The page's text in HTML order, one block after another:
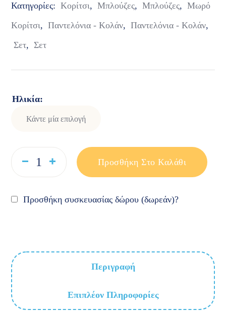
Κατηγορίες: Κορίτσι, Μπλούζες, Μπλούζες, Μωρό
Κορίτσι, Παντελόνια - Κολάν, Παντελόνια - Κολάν,
Σετ, Σετ
Ηλικία
Προσθήκη Στο Καλάθι
Προσθήκη συσκευασίας δώρου (δωρεάν)?
Περιγραφή
Επιπλέον Πληροφορίες